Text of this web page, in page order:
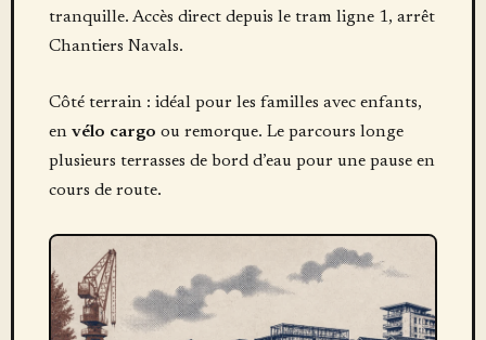
tranquille. Accès direct depuis le tram ligne 1, arrêt
Chantiers Navals.
Côté terrain : idéal pour les familles avec enfants,
en vélo cargo ou remorque. Le parcours longe
plusieurs terrasses de bord d’eau pour une pause en
cours de route.